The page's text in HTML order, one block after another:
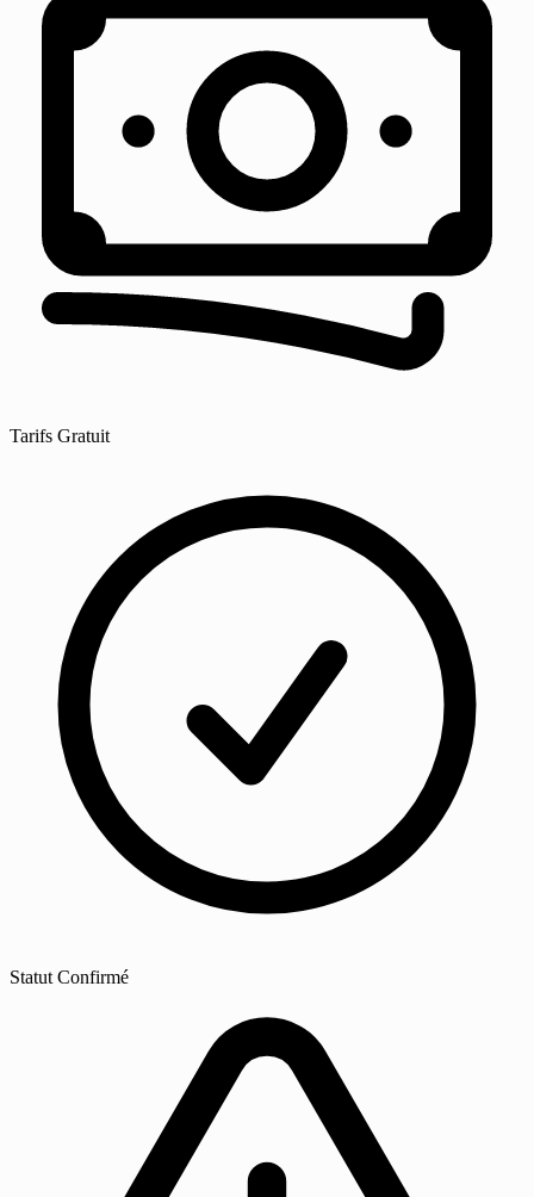
Tarifs Gratuit
Statut Confirmé